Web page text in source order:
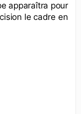
apparaîtra pour
le cadre en